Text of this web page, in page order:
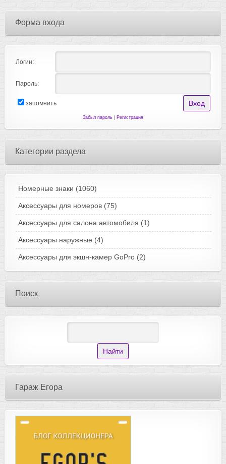
Форма входа
Логин:
Пароль:
запомнить
Забыл пароль| Регистрация
Категории раздела
Номерные знаки (1060)
Аксессуары для номеров (75)
Аксессуары для салона автомобиля (1)
Аксессуары наружные (4)
Аксессуары для экшн-камер GoPro (2)
Поиск
Гараж Егора